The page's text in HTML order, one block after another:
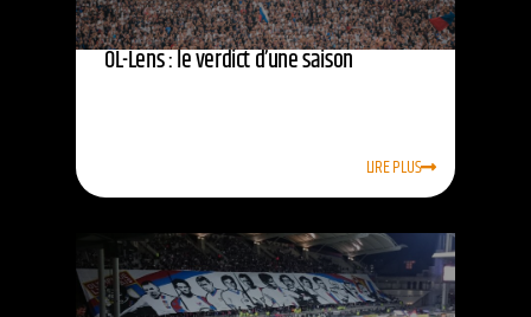
OL-Lens : le verdict d’une saison
LIRE PLUS